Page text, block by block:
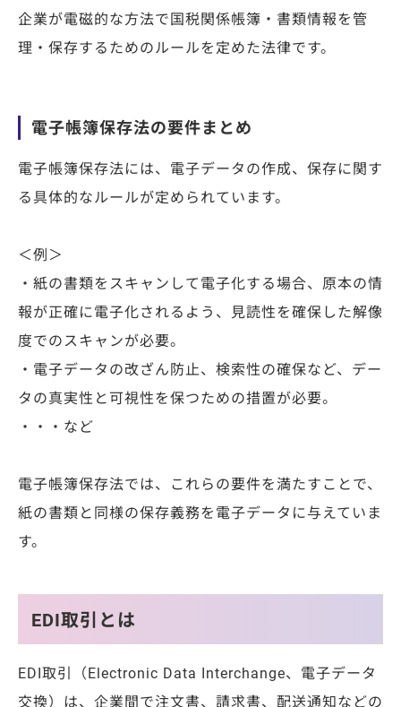
企業が電磁的な方法で国税関係帳簿・書類情報を管
理・保存するためのルールを定めた法律です。
電子帳簿保存法の要件まとめ
電子帳簿保存法には、電子データの作成、保存に関す
る具体的なルールが定められています。
＜例＞
・紙の書類をスキャンして電子化する場合、原本の情
報が正確に電子化されるよう、見読性を確保した解像
度でのスキャンが必要。
・電子データの改ざん防止、検索性の確保など、デー
タの真実性と可視性を保つための措置が必要。
・・・など
電子帳簿保存法では、これらの要件を満たすことで、
紙の書類と同様の保存義務を電子データに与えていま
す。
EDI取引とは
EDI取引（Electronic Data Interchange、電子データ
交換）は、企業間で注文書、請求書、配送通知などの